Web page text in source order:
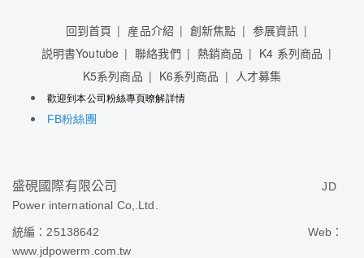
回到首頁 産品介紹 創新焦點
参展資訊
説明書Youtube
聯絡我們 熱銷商品
K4 系列商品
K5系列商品
K6系列商品 人才募集
歡迎到本公司粉絲專頁暸解詳情
FB粉絲團
盛硯國際有限公司 JD
Power international Co,.Ltd.
統編：25138642 Web ：
www.jdpowerm.com.tw